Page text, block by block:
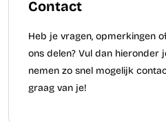
Contact
Heb je vragen, opmerkingen
ons delen? Vul dan hieronder
nemen zo snel mogelijk
graag van je!